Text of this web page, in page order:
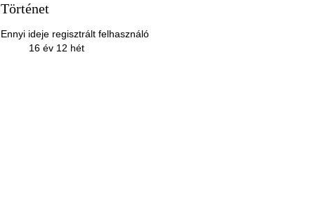
Történet
Ennyi ideje regisztrált felhasználó
16 év 12 hét